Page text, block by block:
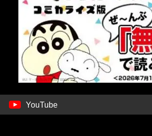
YouTube